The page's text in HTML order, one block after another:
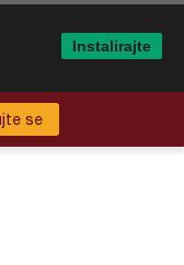
se
Instalirajte